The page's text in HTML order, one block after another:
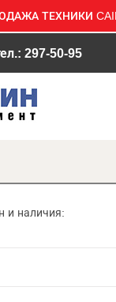
ТЕХНИКИ
297-50-95
и наличия: